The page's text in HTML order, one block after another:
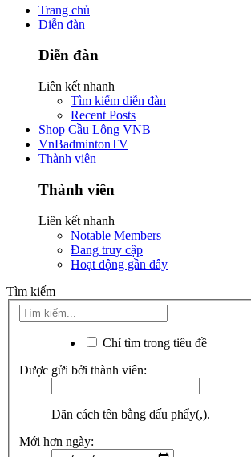
Trang chủ
Diễn đàn
Diễn đàn
Liên kết nhanh
Tìm kiếm diễn đàn
Recent Posts
Shop Cầu Lông VNB
VnBadmintonTV
Thành viên
Thành viên
Liên kết nhanh
Notable Members
Đang truy cập
Hoạt động gần đây
Tìm kiếm
Chỉ tìm trong tiêu đề
Được gửi bởi thành viên:
Dãn cách tên bằng dấu phẩy(,).
Mới hơn ngày: